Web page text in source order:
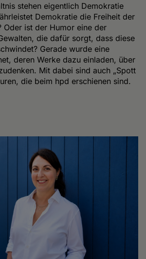
stehen eigentlich Demokratie
Demokratie die Freiheit der
Oder ist der Humor eine der
die dafür sorgt, dass diese
Gerade wurde eine
deren Werke dazu einladen, über
Mit dabei sind auch „Spott
die beim hpd erschienen sind.